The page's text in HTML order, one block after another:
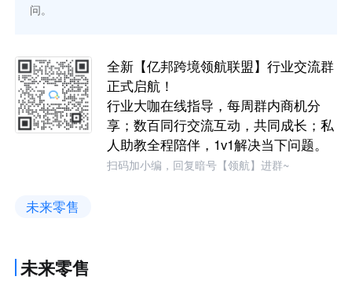
问。
全新【亿邦跨境领航联盟】行业交流群
正式启航！
行业大咖在线指导，每周群内商机分
享；数百同行交流互动，共同成长；私
人助教全程陪伴，1v1解决当下问题。
扫码加小编，回复暗号【领航】进群~
未来零售
未来零售